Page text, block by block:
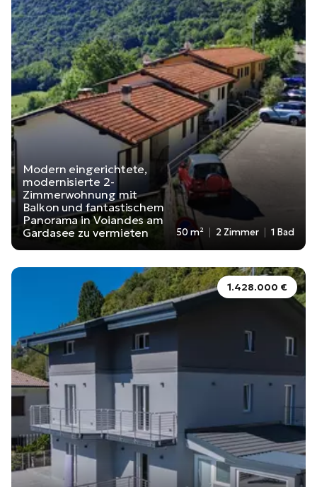
Modern eingerichtete,
modernisierte 2-
Zimmerwohnung mit
Balkon und fantastischem
Panorama in Voiandes am
Gardasee zu vermieten
50 m² 2 Zimmer 1 Bad
1.428.000 €